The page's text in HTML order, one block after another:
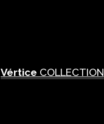
Vértice COLLECTION